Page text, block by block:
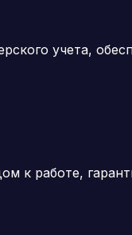
учета,
к работе,